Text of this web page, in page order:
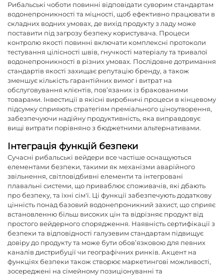
Рибальські чоботи повинні відповідати суворим стандартам
водонепроникності та міцності, щоб ефективно працювати в
складних водних умовах, де вихід продукту з ладу може
поставити під загрозу безпеку користувача. Процеси
контролю якості повинні включати комплексні протоколи
тестування цілісності швів, гнучкості матеріалу та тривалої
водонепроникності в різних умовах. Послідовне дотримання
стандартів якості захищає репутацію бренду, а також
зменшує кількість гарантійних вимог і витрат на
обслуговування клієнтів, пов’язаних із бракованими
товарами. Інвестиції в якісні виробничі процеси в кінцевому
підсумку сприяють стратегіям преміального ціноутворення,
забезпечуючи надійну продуктивність, яка виправдовує
вищі витрати порівняно з бюджетними альтернативами.
Інтеграція функцій безпеки
Сучасні рибальські вейдери все частіше оснащуються
елементами безпеки, такими як механізми аварійного
звільнення, світловідбивні елементи та інтегровані
плавальні системи, що приваблює споживачів, які дбають
про безпеку, та їхні сім'ї. Ці функції забезпечують додаткову
цінність понад базовий водонепроникний захист, що сприяє
встановленню більш високих цін та відрізняє продукт від
простого вейдерного спорядження. Наявність сертифікації з
безпеки та відповідності галузевим стандартам підвищує
довіру до продукту та може бути обов’язковою для певних
каналів дистрибуції чи географічних ринків. Акцент на
функціях безпеки також створює маркетингові можливості,
зосереджені на сімейному позиціонуванні та